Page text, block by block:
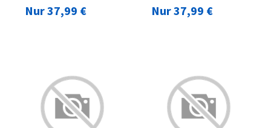
Nur 37,99 € Nur 37,99 €